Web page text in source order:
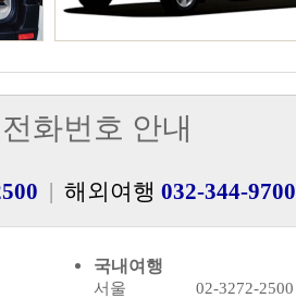
화번호 안내
| 해외여행 032-344-9700
국내여행
서울 02-3272-2500